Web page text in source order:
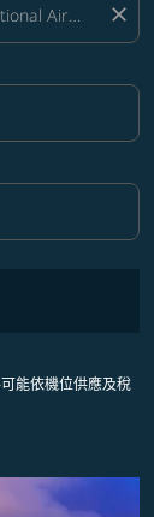
close
能依機位供應及稅